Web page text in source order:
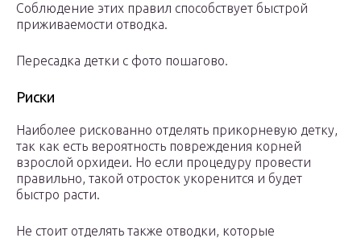
Соблюдение этих правил способствует быстрой
приживаемости отводка.
Пересадка детки с фото пошагово.
Риски
Наиболее рискованно отделять прикорневую детку,
так как есть вероятность повреждения корней
взрослой орхидеи. Но если процедуру провести
правильно, такой отросток укоренится и будет
быстро расти.
Не стоит отделять также отводки, которые